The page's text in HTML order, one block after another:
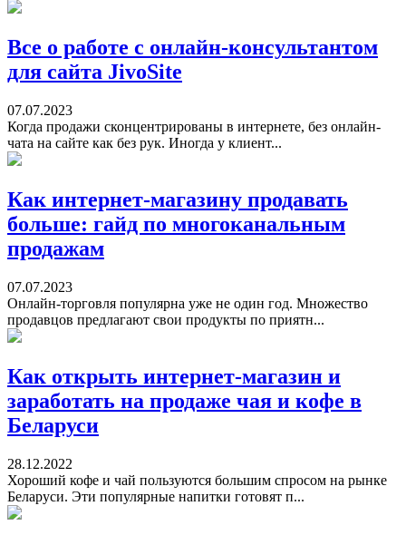
Все о работе с онлайн-консультантом
для сайта JivoSite
07.07.2023
Когда продажи сконцентрированы в интернете, без онлайн-
чата на сайте как без рук. Иногда у клиент...
Как интернет-магазину продавать
больше: гайд по многоканальным
продажам
07.07.2023
Онлайн-торговля популярна уже не один год. Множество
продавцов предлагают свои продукты по приятн...
Как открыть интернет-магазин и
заработать на продаже чая и кофе в
Беларуси
28.12.2022
Хороший кофе и чай пользуются большим спросом на рынке
Беларуси. Эти популярные напитки готовят п...